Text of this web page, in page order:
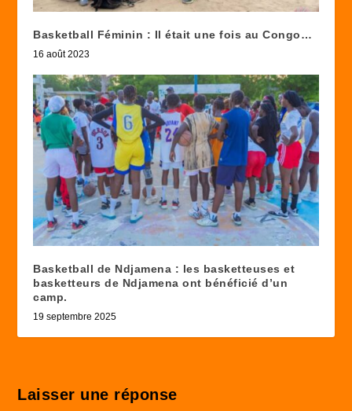
Basketball Féminin : Il était une fois au Congo…
16 août 2023
Basketball de Ndjamena : les basketteuses et
basketteurs de Ndjamena ont bénéficié d’un
camp.
19 septembre 2025
Laisser une réponse